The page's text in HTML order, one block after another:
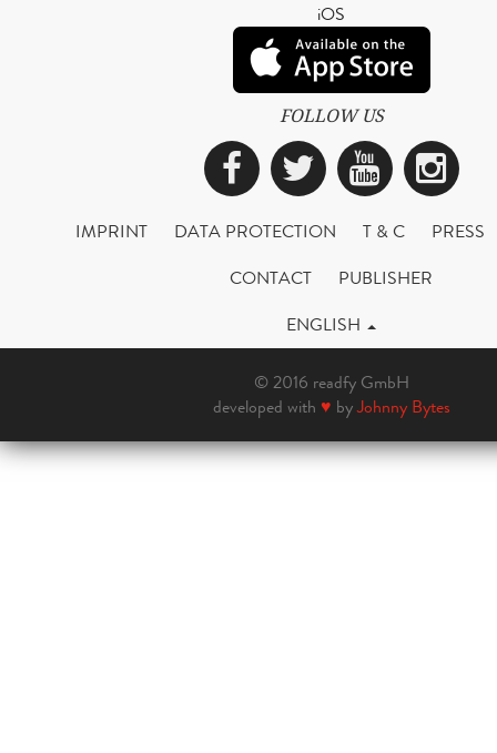
iOS
FOLLOW US
Facebook
Twitter
IMPRINT DATA PROTECTION T & C
PRESS
CONTACT
PUBLISHER
ENGLISH
© 2016 readfy GmbH
developed with ♥ byJohnny Bytes